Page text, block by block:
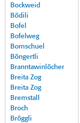
Bockweid
Bödili
Bofel
Bofelweg
Bomschuel
Böngertli
Branntawinlöcher
Breita Zog
Breita Zog
Bremstall
Broch
Bröggli